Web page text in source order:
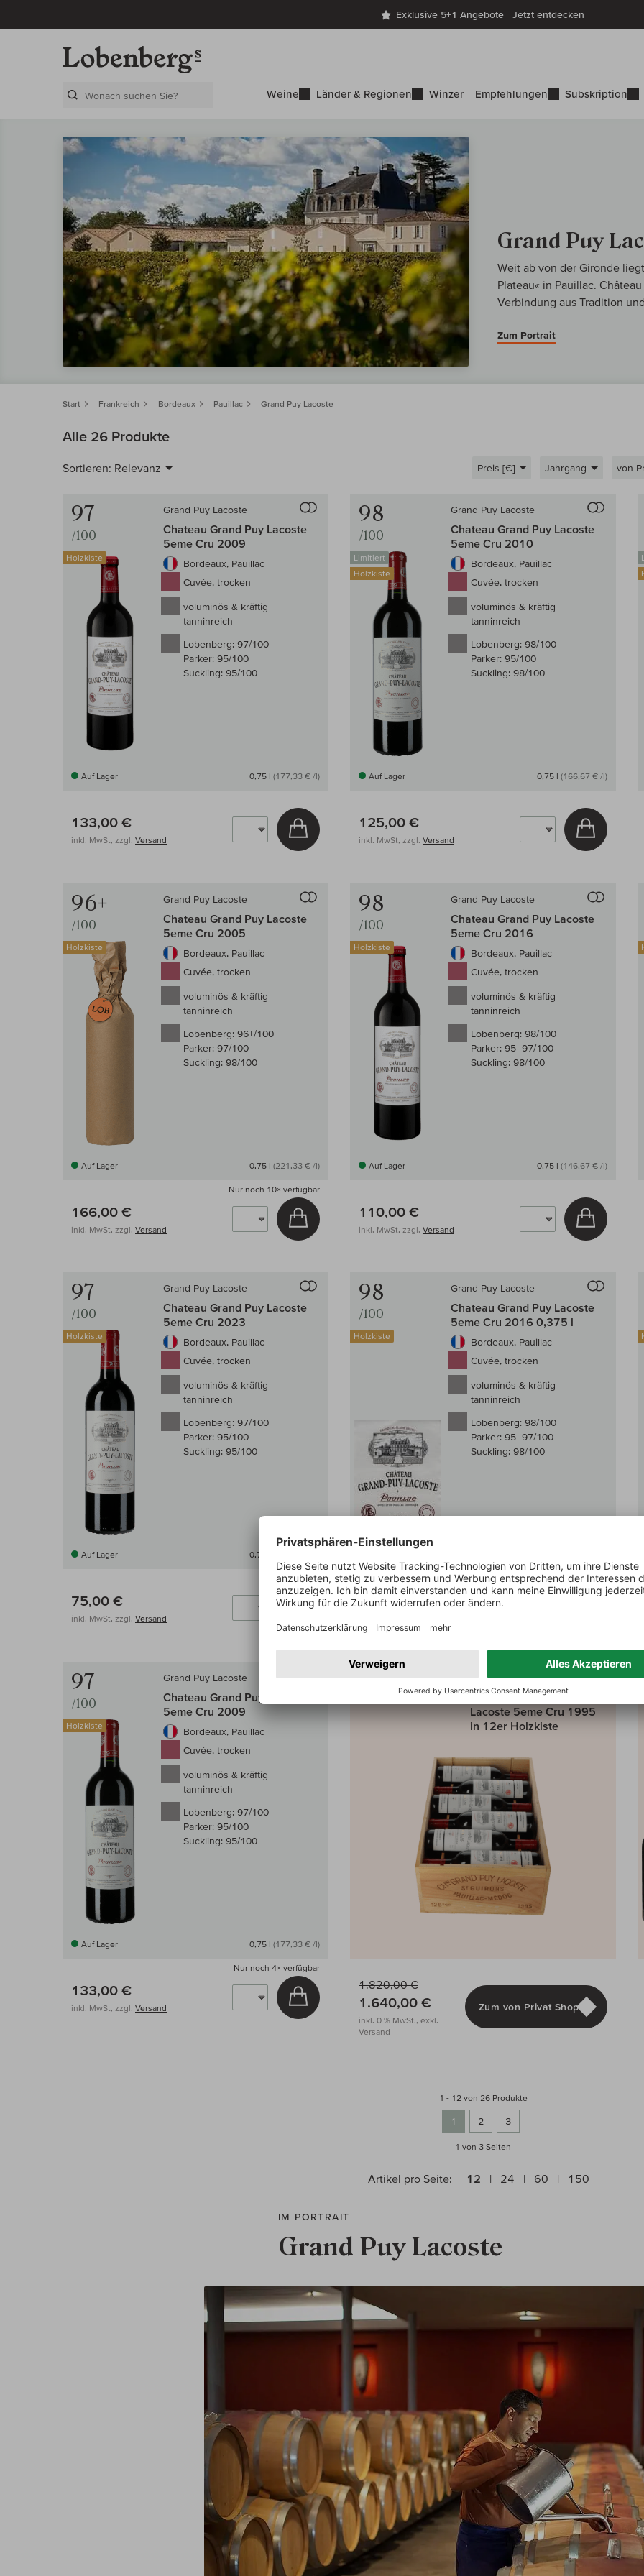
Exklusive 5+1 Angebote Jetzt entdecken
Weine Länder & Regionen Winzer Empfehlungen Subskription
Grand Puy
Weit ab von der Gironde
Plateau« in Pauillac.
Verbindung aus Tradition
Zum Portrait
Start Frankreich Bordeaux Pauillac Grand Puy Lacoste
Alle 26 Produkte
Sortieren: Relevanz Preis [€] Jahrgang von
97
/100
Holzkiste
Grand Puy Lacoste
Chateau Grand Puy Lacoste
5eme Cru 2009
Bordeaux, Pauillac
Cuvée, trocken
voluminös & kräftig
tanninreich
Lobenberg: 97/100
Parker: 95/100
Suckling: 95/100
Auf Lager 0,75 l (177,33 € /l)
133,00 €
inkl. MwSt, zzgl. Versand
In den Warenkorb
98
/100
Limitiert
Holzkiste
Grand Puy Lacoste
Chateau Grand Puy Lacoste
5eme Cru 2010
Bordeaux, Pauillac
Cuvée, trocken
voluminös & kräftig
tanninreich
Lobenberg: 98/100
Parker: 95/100
Suckling: 98/100
Auf Lager 0,75 l (166,67 € /l)
125,00 €
inkl. MwSt, zzgl. Versand
In den
96+
/100
Holzkiste
Grand Puy Lacoste
Chateau Grand Puy Lacoste
5eme Cru 2005
Bordeaux, Pauillac
Cuvée, trocken
voluminös & kräftig
tanninreich
Lobenberg: 96+/100
Parker: 97/100
Suckling: 98/100
Auf Lager 0,75 l (221,33 € /l)
Nur noch 10× verfügbar
166,00 €
inkl. MwSt, zzgl. Versand
In den Warenkorb
98
/100
Holzkiste
Grand Puy Lacoste
Chateau Grand Puy Lacoste
5eme Cru 2016
Bordeaux, Pauillac
Cuvée, trocken
voluminös & kräftig
tanninreich
Lobenberg: 98/100
Parker: 95–97/100
Suckling: 98/100
Auf Lager 0,75 l (146,67 € /l)
110,00 €
inkl. MwSt, zzgl. Versand
In den
97
/100
Holzkiste
Grand Puy Lacoste
Chateau Grand Puy Lacoste
5eme Cru 2023
Bordeaux, Pauillac
Cuvée, trocken
voluminös & kräftig
tanninreich
Lobenberg: 97/100
Parker: 95/100
Suckling: 95/100
Auf Lager 0,75 l
75,00 €
inkl. MwSt, zzgl. Versand
In den Warenkorb
98
/100
Holzkiste
Grand Puy Lacoste
Chateau Grand Puy Lacoste
5eme Cru 2016 0,375 l
Bordeaux, Pauillac
Cuvée, trocken
voluminös & kräftig
tanninreich
Lobenberg: 98/100
Parker: 95–97/100
Suckling: 98/100
66,00 €
97
/100
Holzkiste
Grand Puy Lacoste
Auf den Wein-Vergleich
Chateau Grand Puy Lacoste
5eme Cru 2009
Bordeaux, Pauillac
Cuvée, trocken
voluminös & kräftig
tanninreich
Lobenberg: 97/100
Parker: 95/100
Suckling: 95/100
Auf Lager 0,75 l (177,33 € /l)
Nur noch 4× verfügbar
133,00 €
inkl. MwSt, zzgl. Versand
In den Warenkorb
Grand Puy Lacoste
Chateau Grand Puy
Lacoste 5eme Cru 1995
in 12er Holzkiste
1.820,00 €
1.640,00 €
inkl. 0 % MwSt., exkl.
Versand
Zum von Privat Shop
1 - 12 von 26 Produkte
1 2
3
1 von 3 Seiten
Artikel pro Seite: 12 24 60 150
IM PORTRAIT
Grand Puy Lacoste